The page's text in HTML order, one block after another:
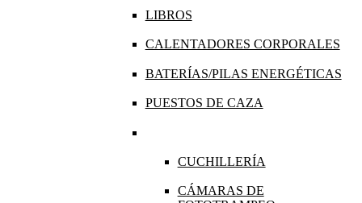
LIBROS
CALENTADORES CORPORALES
BATERÍAS/PILAS ENERGÉTICAS
PUESTOS DE CAZA
CUCHILLERÍA
CÁMARAS DE